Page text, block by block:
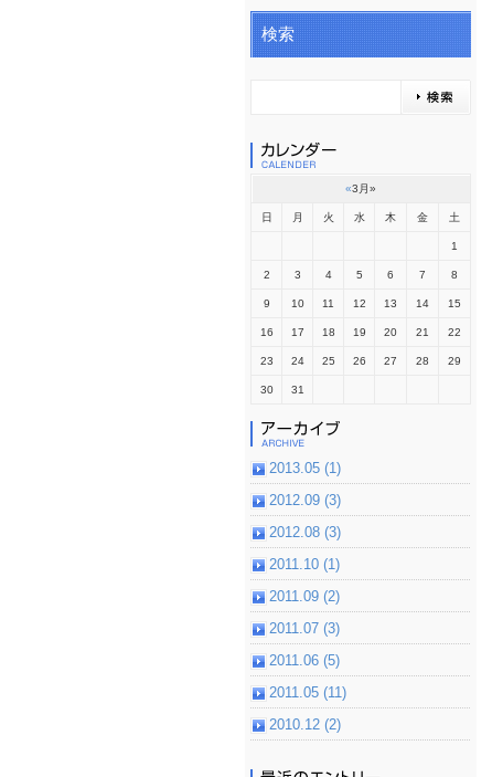
検索
«3月»
日 月 火 水 木 金 土
1
2 3 4 5 6 7 8
9 10 11 12 13 14 15
16 17 18 19 20 21 22
23 24 25 26 27 28 29
30 31
2013.05 (1)
2012.09 (3)
2012.08 (3)
2011.10 (1)
2011.09 (2)
2011.07 (3)
2011.06 (5)
2011.05 (11)
2010.12 (2)